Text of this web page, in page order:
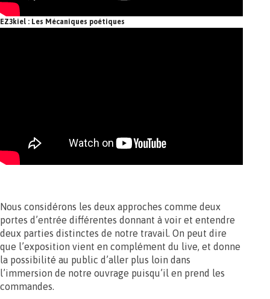
EZ3kiel : Les Mécaniques poétiques
Nous considérons les deux approches comme deux
portes d’entrée différentes donnant à voir et entendre
deux parties distinctes de notre travail. On peut dire
que l’exposition vient en complément du live, et donne
la possibilité au public d’aller plus loin dans
l’immersion de notre ouvrage puisqu’il en prend les
commandes.